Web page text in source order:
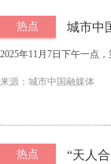
热点
城市中
办
2025年11月7日下午一点
来源：城市中国融媒体
热点 “天人